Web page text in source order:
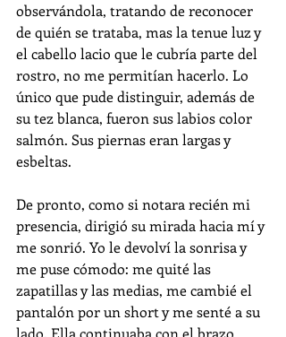
observándola, tratando de reconocer
de quién se trataba, mas la tenue luz y
el cabello lacio que le cubría parte del
rostro, no me permitían hacerlo. Lo
único que pude distinguir, además de
su tez blanca, fueron sus labios color
salmón. Sus piernas eran largas y
esbeltas.
De pronto, como si notara recién mi
presencia, dirigió su mirada hacia mí y
me sonrió. Yo le devolví la sonrisa y
me puse cómodo: me quité las
zapatillas y las medias, me cambié el
pantalón por un short y me senté a su